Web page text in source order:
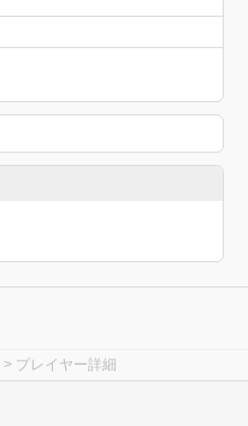
> プレイヤー詳細